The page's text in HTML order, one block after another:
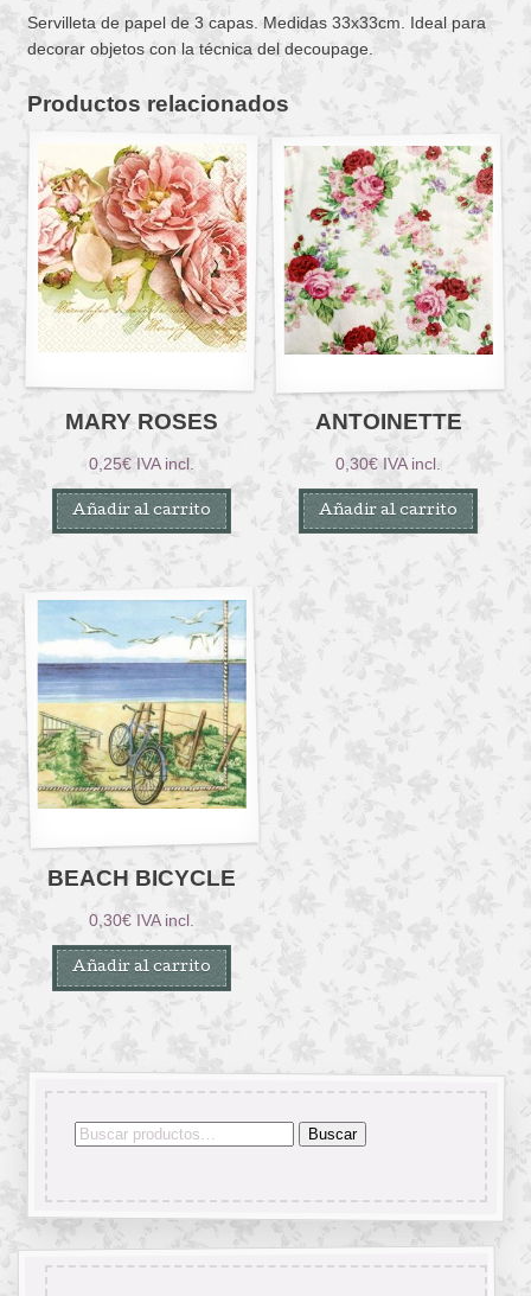
Servilleta de papel de 3 capas. Medidas 33x33cm. Ideal para
decorar objetos con la técnica del decoupage.
Productos relacionados
MARY ROSES
0,25€ IVA incl.
Añadir al carrito
ANTOINETTE
0,30€ IVA incl.
Añadir al carrito
BEACH BICYCLE
0,30€ IVA incl.
Añadir al carrito
Buscar
Buscar